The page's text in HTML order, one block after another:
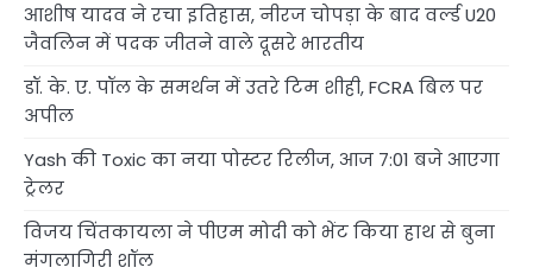
आशीष यादव ने रचा इतिहास, नीरज चोपड़ा के बाद वर्ल्ड U20
जैवलिन में पदक जीतने वाले दूसरे भारतीय
डॉ. के. ए. पॉल के समर्थन में उतरे टिम शीही, FCRA बिल पर
अपील
Yash की Toxic का नया पोस्टर रिलीज, आज 7:01 बजे आएगा
ट्रेलर
विजय चिंतकायला ने पीएम मोदी को भेंट किया हाथ से बुना
मंगलागिरी शॉल